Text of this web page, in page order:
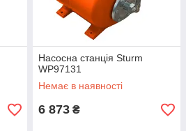
Насосна станція Sturm
WP97131
Немає в наявності
6 873 ₴